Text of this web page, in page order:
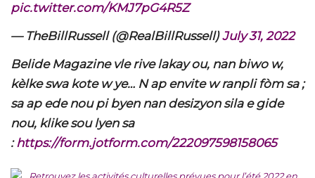
pic.twitter.com/KMJ7pG4R5Z
— TheBillRussell (@RealBillRussell)July 31, 2022
Belide Magazine vle rive lakay ou, nan biwo w,
kèlke swa kote w ye… N ap envite w ranpli fòm sa ;
sa ap ede nou pi byen nan desizyon sila e gide
nou, klike sou lyen sa
:https://form.jotform.com/222097598158065